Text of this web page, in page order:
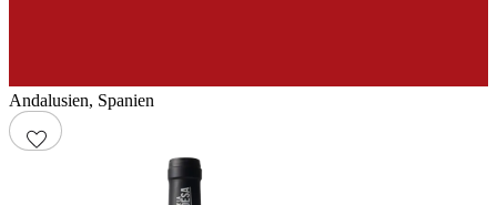
Andalusien, Spanien